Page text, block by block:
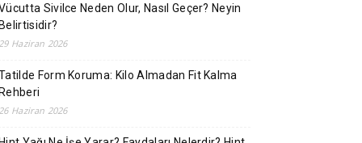
Sivilce Neden Olur, Nasıl Geçer? Neyin
Belirtisidir?
29 Haziran 2026
Form Koruma: Kilo Almadan Fit Kalma
Rehberi
26 Haziran 2026